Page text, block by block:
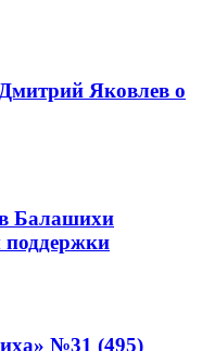
Яковлев о
Балашихи
поддержки
№31 (495)